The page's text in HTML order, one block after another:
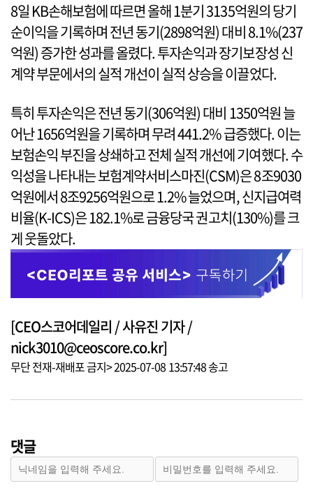
8일 KB손해보험에 따르면 올해 1분기 3135억원의 당기
순이익을 기록하며 전년 동기(2898억원) 대비 8.1%(237
억원) 증가한 성과를 올렸다. 투자손익과 장기보장성 신
계약 부문에서의 실적 개선이 실적 상승을 이끌었다.
특히 투자손익은 전년 동기(306억원) 대비 1350억원 늘
어난 1656억원을 기록하며 무려 441.2% 급증했다. 이는
보험손익 부진을 상쇄하고 전체 실적 개선에 기여했다. 수
익성을 나타내는 보험계약서비스마진(CSM)은 8조9030
억원에서 8조9256억원으로 1.2% 늘었으며, 신지급여력
비율(K-ICS)은 182.1%로 금융당국 권고치(130%)를 크
게 웃돌았다.
[CEO스코어데일리 / 사유진 기자 /
nick3010@ceoscore.co.kr]
무단 전재-재배포 금지> 2025-07-08 13:57:48 송고
댓글